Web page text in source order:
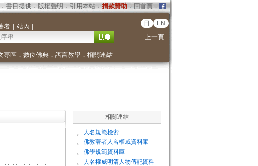
． 書目提供． 版權聲明 ． 引用本站． 捐款贊助．回首頁．
者｜ 站內 ｜ 日 EN
上一頁
專區 ． 數位佛典． 語言教學． 相關連結
相關連結
。 人名規範檢索
。 佛教著者人名權威資料庫
。 佛學規範資料庫
。
人名權威明清人物傳記資料